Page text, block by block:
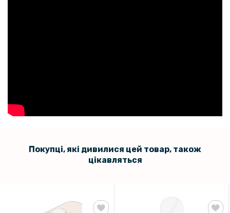
Покупці, які дивилися цей товар, також
цікавляться